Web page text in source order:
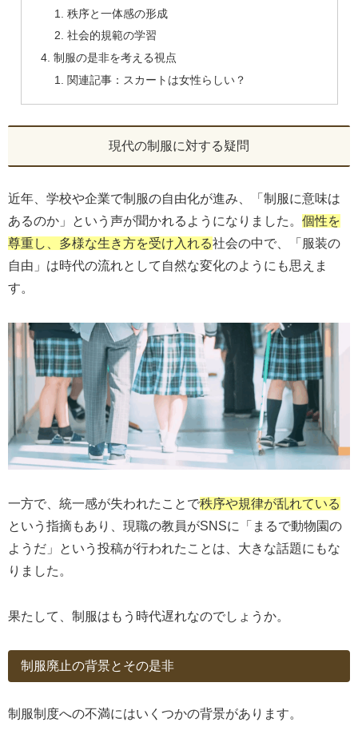
秩序と一体感の形成
社会的規範の学習
制服の是非を考える視点
関連記事：スカートは女性らしい？
現代の制服に対する疑問
近年、学校や企業で制服の自由化が進み、「制服に意味は
あるのか」という声が聞かれるようになりました。 個性を
尊重し、多様な生き方を受け入れる社会の中で、「服装の
自由」は時代の流れとして自然な変化のようにも思えま
す。
一方で、統一感が失われたことで秩序や規律が乱れている
という指摘もあり、現職の教員がSNSに「まるで動物園の
ようだ」という投稿が行われたことは、大きな話題にもな
りました。
果たして、制服はもう時代遅れなのでしょうか。
制服廃止の背景とその是非
制服制度への不満にはいくつかの背景があります。